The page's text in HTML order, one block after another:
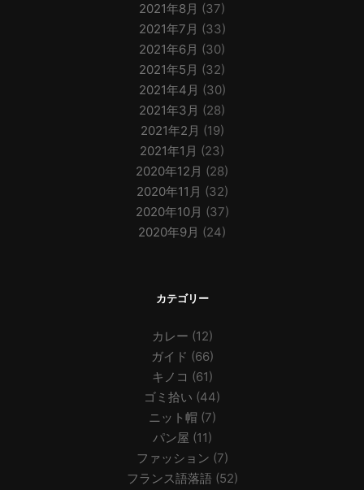
2021年8月 (37)
2021年7月 (33)
2021年6月 (30)
2021年5月 (32)
2021年4月 (30)
2021年3月 (28)
2021年2月 (19)
2021年1月 (23)
2020年12月 (28)
2020年11月 (32)
2020年10月 (37)
2020年9月 (24)
カテゴリー
カレー (12)
ガイド (66)
キノコ (61)
ゴミ拾い (44)
ニット帽 (7)
パン屋 (11)
ファッション (7)
フランス語落語 (52)